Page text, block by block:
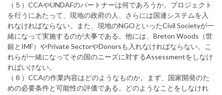
（５）CCAやUNDAFのパートナーは何であろうか。プロジェクト
を行うにあたって、現地の政府の人、さらには国連システムを入
れなければならない。また、現地のNGOといったCivil Societyが一
緒になって実施するのが大事である。他には、Breton Woods（世
銀とIMF）やPrivate SectorやDonorsも入れなければならない。こ
れらが一緒になってその国のニーズに対するAssessmentをしなけ
ればいけない。
（６）CCAの作業内容はどのようなものか。まず、国家開発のた
めの必要条件と可能性の評価である。どのようなことをしなけれ